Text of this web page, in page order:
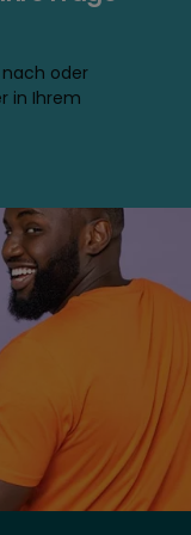
nach oder
in Ihrem